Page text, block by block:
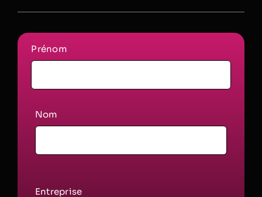
Prénom
Nom
Entreprise